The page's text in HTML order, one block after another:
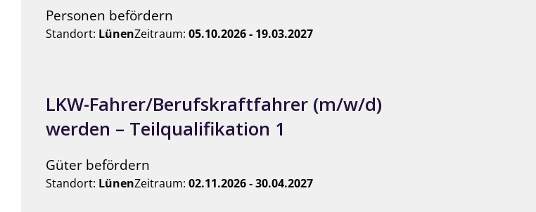
Personen befördern
Standort: LünenZeitraum: 05.10.2026 - 19.03.2027
LKW-Fahrer/Berufskraftfahrer (m/w/d)
werden – Teilqualifikation 1
Güter befördern
Standort: LünenZeitraum: 02.11.2026 - 30.04.2027